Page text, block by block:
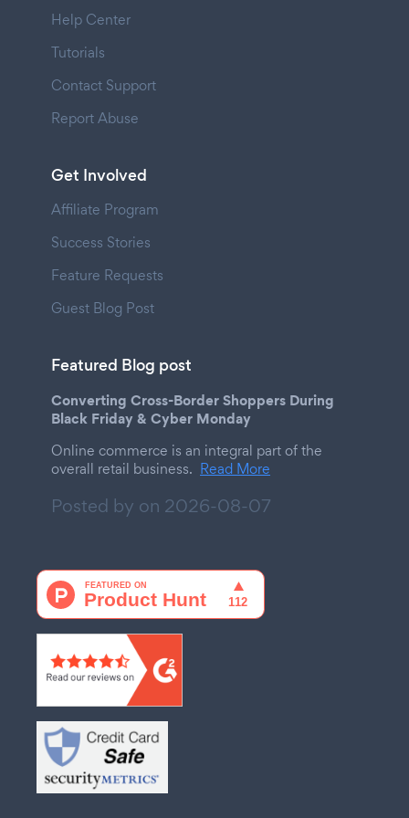
Help Center
Tutorials
Contact Support
Report Abuse
Get Involved
Affiliate Program
Success Stories
Feature Requests
Guest Blog Post
Featured Blog post
Converting Cross-Border Shoppers During
Black Friday & Cyber Monday
Online commerce is an integral part of the
overall retail business. Read More
Posted by on 2026-08-07